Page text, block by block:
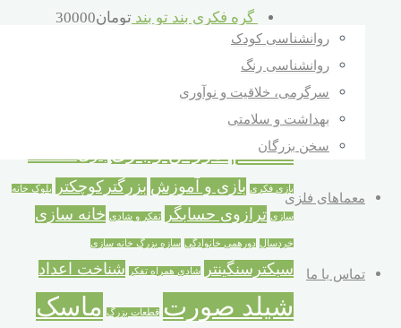
روانشناسی کودک
روانشناسی رنگ
سرگرمی، خلاقیت و نوآوری
بهداشت و سلامتی
سخن بزرگان
معماهای فلزی
تماس با ما
گره فکری بند تو بند تومان30000
برچسب محصولات
metal puzzle
puzzle
بازی فکری بازی و آموزش بزرگترکوچکتر بلوک خانه
سازی ترازوی حسابگر تفکر و شادی خانه سازی
خردسال دورهمی خانوادگی سازه بزرگ خانه سازی
سبکترسنگینتر شادی همراه تفکر شناخت اعداد
شیلد صورت قطعات بزرگ ماسک